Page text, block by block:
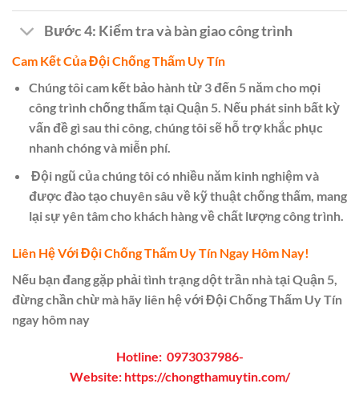
Bước 4: Kiểm tra và bàn giao công trình
Cam Kết Của Đội Chống Thấm Uy Tín
Chúng tôi cam kết bảo hành từ 3 đến 5 năm cho mọi
công trình chống thấm tại Quận 5. Nếu phát sinh bất kỳ
vấn đề gì sau thi công, chúng tôi sẽ hỗ trợ khắc phục
nhanh chóng và miễn phí.
Đội ngũ của chúng tôi có nhiều năm kinh nghiệm và
được đào tạo chuyên sâu về kỹ thuật chống thấm, mang
lại sự yên tâm cho khách hàng về chất lượng công trình.
Liên Hệ Với Đội Chống Thấm Uy Tín Ngay Hôm Nay!
Nếu bạn đang gặp phải tình trạng dột trần nhà tại Quận 5,
đừng chần chừ mà hãy liên hệ với Đội Chống Thấm Uy Tín
ngay hôm nay
Hotline: 0973037986-
Website:https://chongthamuytin.com/